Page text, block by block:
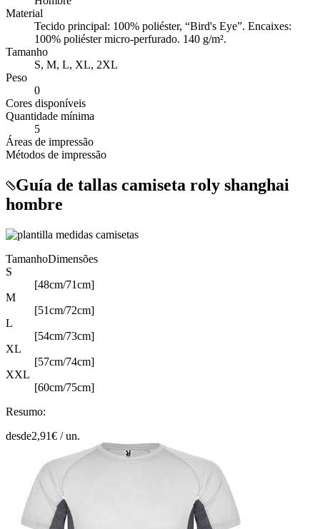
Material
Tecido principal: 100% poliéster, “Bird's Eye”. Encaixes:
100% poliéster micro-perfurado. 140 g/m².
Tamanho
S, M, L, XL, 2XL
Peso
0
Cores disponíveis
Quantidade mínima
5
Áreas de impressão
Métodos de impressão
Guía de tallas camiseta roly shanghai
hombre
TamanhoDimensões
S
[48cm/71cm]
M
[51cm/72cm]
L
[54cm/73cm]
XL
[57cm/74cm]
XXL
[60cm/75cm]
Resumo:
desde2,91€ /un.